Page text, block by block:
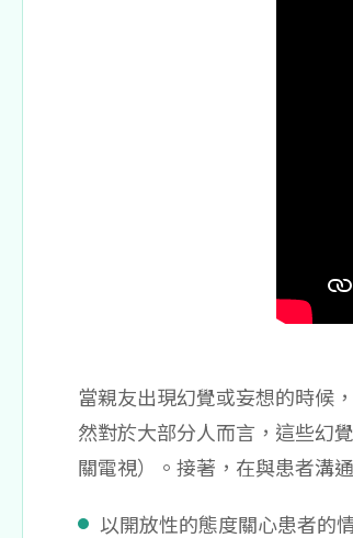
當親友出現幻覺或妄想的時候
然對於大部分人而言，這些幻
關電視）。接著，在與患者溝
以開放性的態度關心患者的